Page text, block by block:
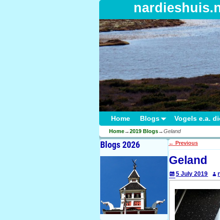
Home Blogs Vogels e.a.
Home→2019 Blogs→Geland
Post
← Previous
Geland
5 July 2019
Blogs 2026